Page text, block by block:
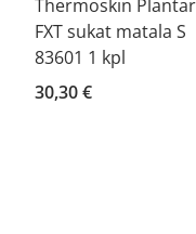
Thermoskin Plantar
FXT sukat matala S
83601 1 kpl
30,30 €